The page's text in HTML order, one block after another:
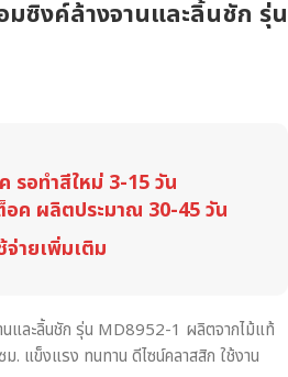
มซิงค์ล้างจานและลิ้นชัก รุ่น
รอทำสีใหม่ 3-15 วัน
อค ผลิตประมาณ 30-45 วัน
ายเพิ่มเติม
นและลิ้นชัก รุ่น MD8952-1 ผลิตจากไม้แท้
แข็งแรง ทนทาน ดีไซน์คลาสสิก ใช้งาน